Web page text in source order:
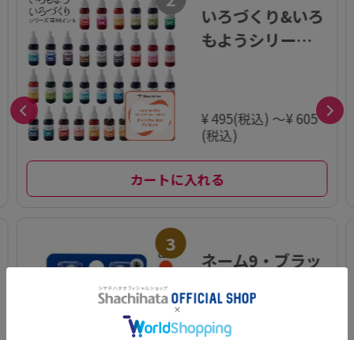
いろづくり&いろ
もようシリーズ
¥ 495(税込) ～¥ 605
(税込)
カートに入れる
3
ネーム9・ブラッ
用補充インキ